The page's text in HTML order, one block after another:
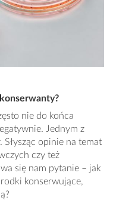
nie do końca
Jednym z
opinie na temat
czy też
się nam pytanie – jak
konserwujące,